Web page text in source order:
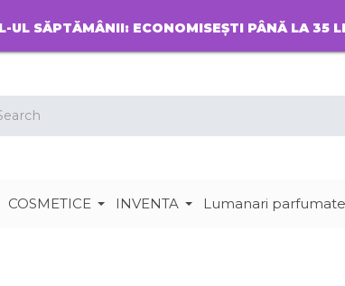
UL SĂPTĂMÂNII: ECONOMISEȘTI PÂNĂ LA 35
COSMETICE INVENTA Lumanari parfumate